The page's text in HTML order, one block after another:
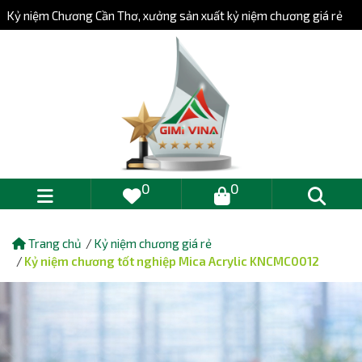
Trang chủ
Kỷ niệm chương giá rẻ
Kỷ niệm chương tốt nghiệp Mica Acrylic KNCMC0012
Kỷ niệm Chương Cần Thơ, xưởng sản xuất kỷ niệm chương giá rẻ
0 0